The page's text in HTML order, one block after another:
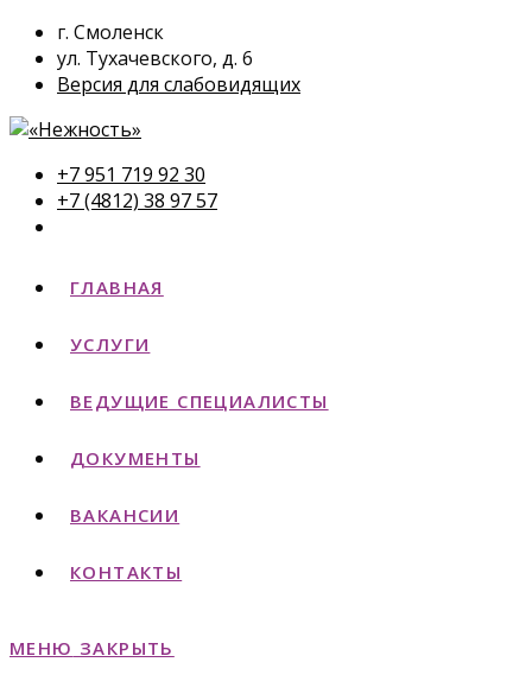
г. Смоленск
ул. Тухачевского, д. 6
Версия для слабовидящих
+7 951 719 92 30
+7 (4812) 38 97 57
ГЛАВНАЯ
УСЛУГИ
ВЕДУЩИЕ СПЕЦИАЛИСТЫ
ДОКУМЕНТЫ
ВАКАНСИИ
КОНТАКТЫ
МЕНЮ ЗАКРЫТЬ